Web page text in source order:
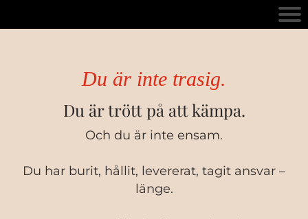
Du är inte trasig.
Du är trött på att kämpa.
Och du är inte ensam.
Du har burit, hållit, levererat, tagit ansvar –
länge.